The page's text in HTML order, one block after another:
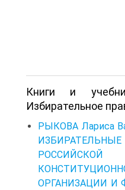
Книги и
Избирательное
РЫКОВА Лариса
ОРГАНИЗАЦИИ И